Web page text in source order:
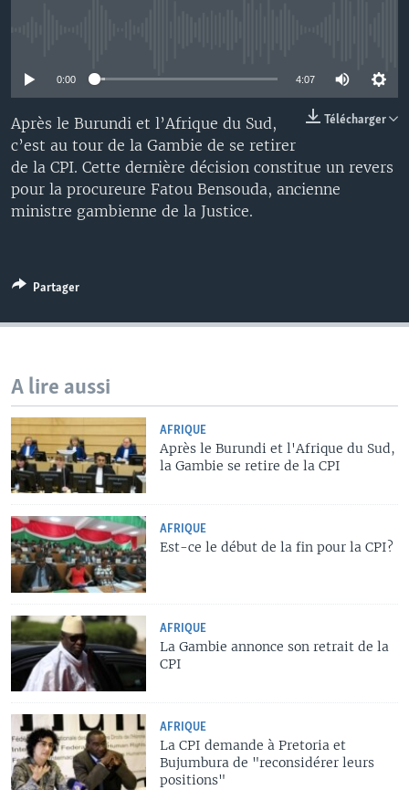
0:00 4:07
Télécharger
Après le Burundi et l’Afrique du Sud,
c’est au tour de la Gambie de se retirer
de la CPI. Cette dernière décision constitue un revers
pour la procureure Fatou Bensouda, ancienne
ministre gambienne de la Justice.
Partager
A lire aussi
AFRIQUE
Après le Burundi et l'Afrique du Sud,
la Gambie se retire de la CPI
AFRIQUE
Est-ce le début de la fin pour la CPI?
AFRIQUE
La Gambie annonce son retrait de la
CPI
AFRIQUE
La CPI demande à Pretoria et
Bujumbura de "reconsidérer leurs
positions"